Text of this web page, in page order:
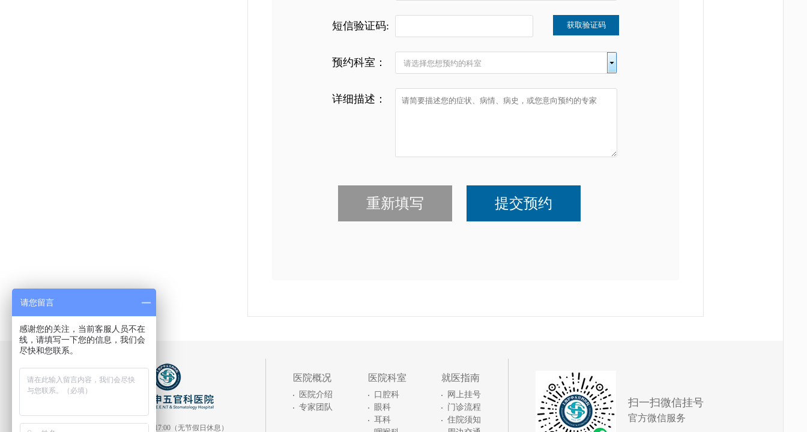
门诊时间：8:00-17:00（无节假日休息）
医院概况
医院介绍
专家团队
医院科室
口腔科
眼科
耳科
就医指南
网上挂号
门诊流程
住院须知
扫一扫微信挂号
官方微信服务
请您留言
感谢您的关注，当前客服人员不在
线，请填写一下您的信息，我们会
尽快和您联系。